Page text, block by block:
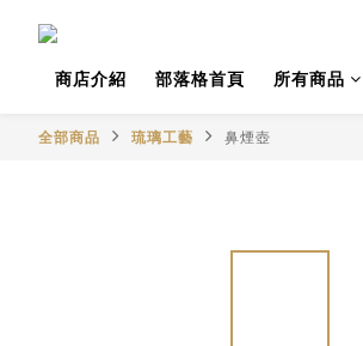
商店介紹 部落格首頁 所有商品
全部商品 琉璃工藝 鼻煙壺